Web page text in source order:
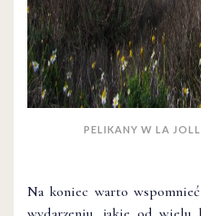
PELIKANY W LA
Na koniec warto